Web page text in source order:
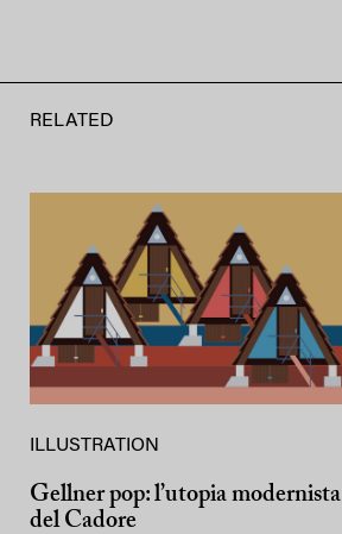
RELATED
ILLUSTRATION
Gellner pop: l’utopia modernista
del Cadore